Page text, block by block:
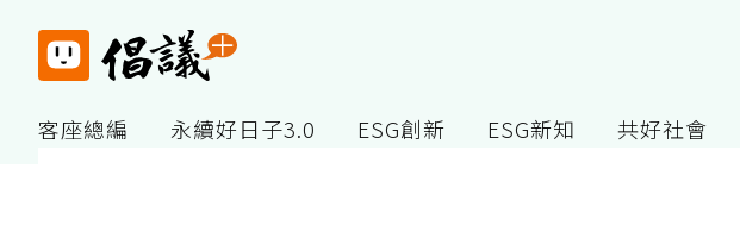
客座總編 永續好日子3.0 ESG創新 ESG新知 共好社會